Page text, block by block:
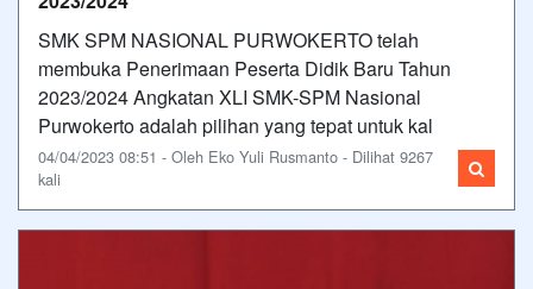
SMK SPM NASIONAL PURWOKERTO telah
membuka Penerimaan Peserta Didik Baru Tahun
2023/2024 Angkatan XLI SMK-SPM Nasional
Purwokerto adalah pilihan yang tepat untuk kal
04/04/2023 08:51 - Oleh Eko Yuli Rusmanto - Dilihat 9267
kali